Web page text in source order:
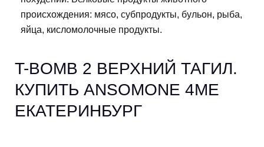
происхождения: мясо, субпродукты, бульон, рыба,
яйца, кисломолочные продукты.
T-BOMB 2 ВЕРХНИЙ ТАГИЛ.
КУПИТЬ ANSOMONE 4ME
ЕКАТЕРИНБУРГ